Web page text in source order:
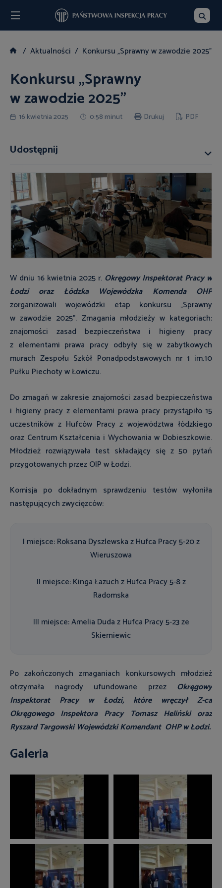
Aktualności Konkursu „Sprawny w zawodzie 2025”
Konkursu „Sprawny
w zawodzie 2025”
16 kwietnia 2025 0:58 minut Drukuj PDF
W dniu 16 kwietnia 2025 r. Okręgowy Inspektorat Pracy w
Łodzi oraz Łódzka Wojewódzka Komenda OHP
zorganizowali wojewódzki etap konkursu „Sprawny
w zawodzie 2025”. Zmagania młodzieży w kategoriach:
znajomości zasad bezpieczeństwa i higieny pracy
z elementami prawa pracy odbyły się w zabytkowych
murach Zespołu Szkół Ponadpodstawowych nr 1 im.10
Pułku Piechoty w Łowiczu.
Do zmagań w zakresie znajomości zasad bezpieczeństwa
i higieny pracy z elementami prawa pracy przystąpiło 15
uczestników z Hufców Pracy z województwa łódzkiego
oraz Centrum Kształcenia i Wychowania w Dobieszkowie.
Młodzież rozwiązywała test składający się z 50 pytań
przygotowanych przez OIP w Łodzi.
Komisja po dokładnym sprawdzeniu testów wyłoniła
następujących zwycięzców:
I miejsce: Roksana Dyszlewska z Hufca Pracy 5-20 z
Wieruszowa
II miejsce: Kinga Łazuch z Hufca Pracy 5-8 z
Radomska
III miejsce: Amelia Duda z Hufca Pracy 5-23 ze
Skierniewic
Po zakończonych zmaganiach konkursowych młodzież
otrzymała nagrody ufundowane przez Okręgowy
Inspektorat Pracy w Łodzi, które wręczył Z-ca
Okręgowego Inspektora Pracy Tomasz Heliński oraz
Ryszard Targowski Wojewódzki Komendant OHP w Łodzi.
Galeria
Udostępnij
Szukaj